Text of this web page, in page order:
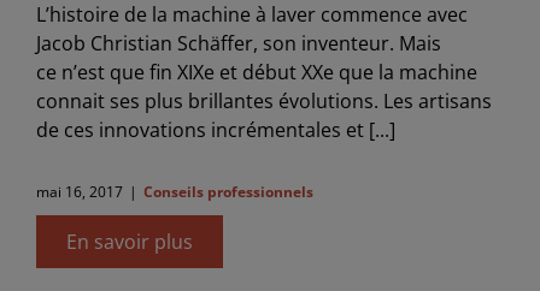
L’histoire de la machine à laver commence avec
Jacob Christian Schäffer, son inventeur. Mais
ce n’est que fin XIXe et début XXe que la machine
connait ses plus brillantes évolutions. Les artisans
de ces innovations incrémentales et [...]
mai 16, 2017 | Conseils professionnels
En savoir plus